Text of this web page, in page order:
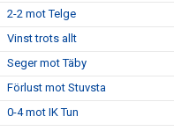
2-2 mot Telge
Vinst trots allt
Seger mot Täby
Förlust mot Stuvsta
0-4 mot IK Tun